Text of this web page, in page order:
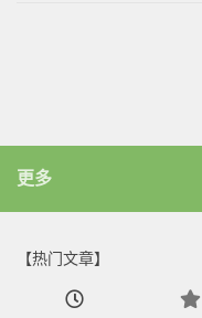
更多
【热门文章】